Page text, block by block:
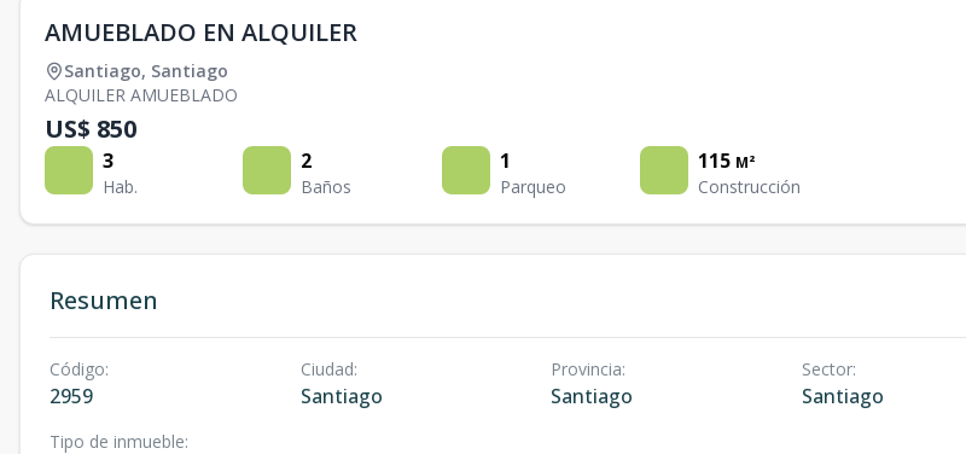
AMUEBLADO EN ALQUILER
Santiago, Santiago
ALQUILER AMUEBLADO
US$ 850
3
Hab.
2
Baños
1
Parqueo
115 M²
Construcción
Resumen
Código:
2959
Ciudad:
Santiago
Provincia:
Santiago
Sector:
Santiago
Tipo de inmueble: